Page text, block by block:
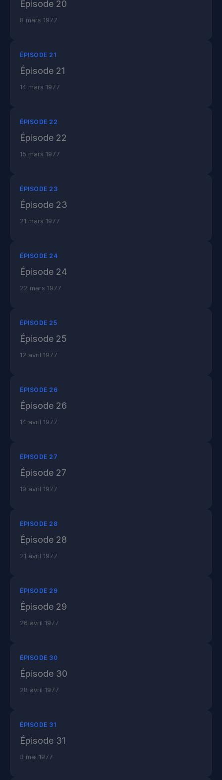
Épisode 20
8 mars 1977
ÉPISODE 21
Épisode 21
14 mars 1977
ÉPISODE 22
Épisode 22
15 mars 1977
ÉPISODE 23
Épisode 23
21 mars 1977
ÉPISODE 24
Épisode 24
22 mars 1977
ÉPISODE 25
Épisode 25
12 avril 1977
ÉPISODE 26
Épisode 26
14 avril 1977
ÉPISODE 27
Épisode 27
19 avril 1977
ÉPISODE 28
Épisode 28
21 avril 1977
ÉPISODE 29
Épisode 29
26 avril 1977
ÉPISODE 30
Épisode 30
28 avril 1977
ÉPISODE 31
Épisode 31
3 mai 1977